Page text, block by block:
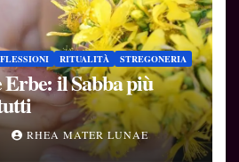
RITUALITÀ STREGONERIA
Erbe: il Sabba più
RHEA MATER LUNAE